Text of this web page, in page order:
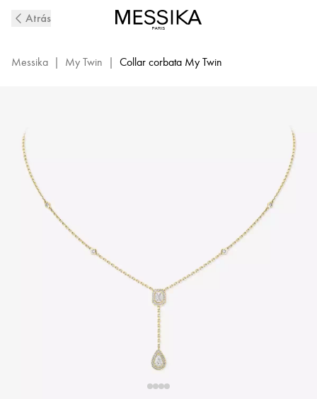
Corbata
Diamantes
Messika
Atrás
Messika | My Twin | Collar corbata My Twin